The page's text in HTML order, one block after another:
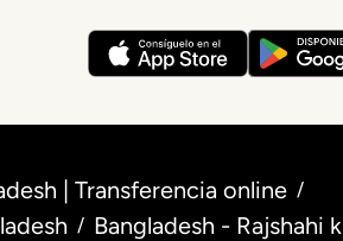
| Transferencia online /
/ Bangladesh - Rajshahi